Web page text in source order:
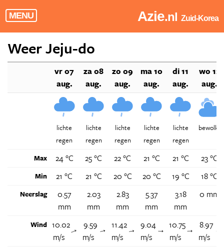
MENU Azie.nl Zuid-Korea
Weer Jeju-do
vr 07
aug.
za 08
aug.
zo 09
aug.
ma 10
aug.
di 11
aug.
wo 12
aug.
lichte
regen
lichte
regen
lichte
regen
lichte
regen
lichte
regen
bewolkt
Max 24 °C 25 °C 22 °C 21 °C 21 °C 23 °C
Min 21 °C 21 °C 20 °C 20 °C 19 °C 18 °C
Neerslag
0.57
mm
2.03
mm
2.83
mm
5.37
mm
3.18
mm
0 mm
Wind 10.02
m/s
↑
9.59
m/s
↑
11.42
m/s
↑
9.04
m/s
↑
10.75
m/s
↑
8.97
m/s